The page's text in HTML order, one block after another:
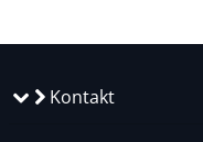
Kontakt